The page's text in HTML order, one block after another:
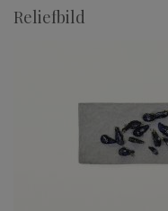
Reliefbild